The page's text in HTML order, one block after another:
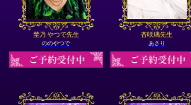
埜乃 やつで先生
ののやつで
杏咲璃先生
あさり